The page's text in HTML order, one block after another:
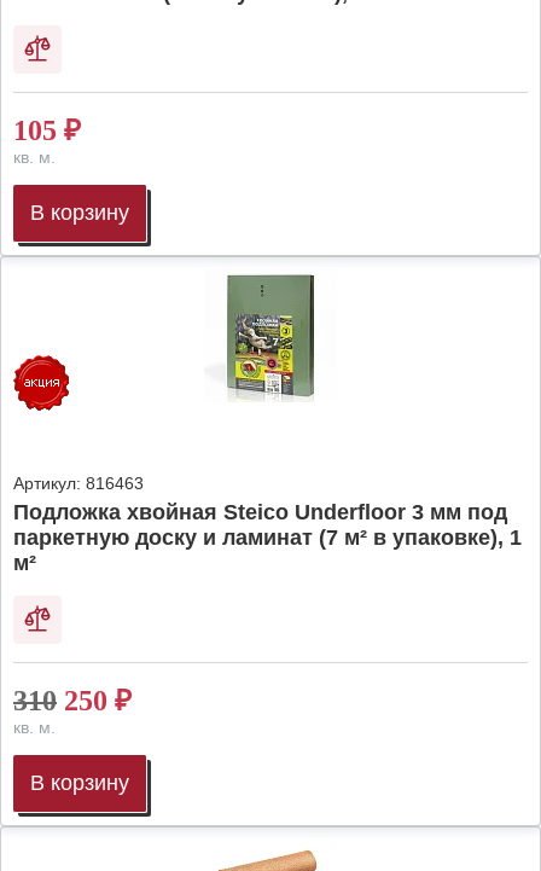
105 ₽
кв. м.
В корзину
Артикул: 816463
Подложка хвойная Steico Underfloor 3 мм под
паркетную доску и ламинат (7 м² в упаковке), 1
м²
310 250 ₽
кв. м.
В корзину